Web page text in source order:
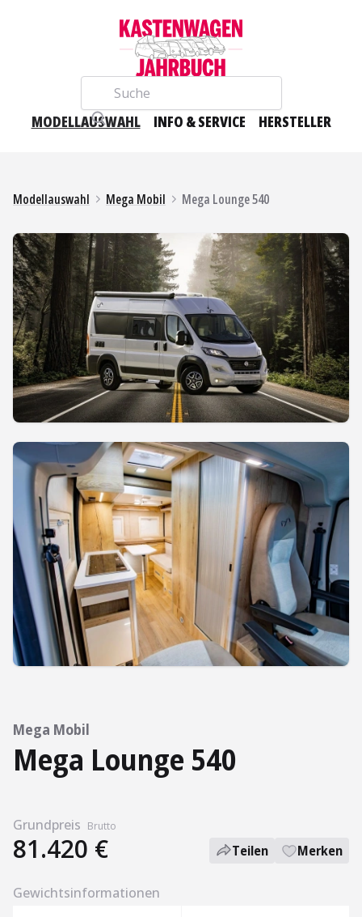
Suche
MODELLAUSWAHL INFO & SERVICE HERSTELLER
Modellauswahl Mega Mobil Mega Lounge 540
Mega Mobil
Mega Lounge 540
Grundpreis Brutto
81.420 € Teilen Merken
Gewichtsinformationen